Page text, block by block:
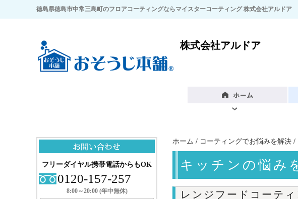
徳島県徳島市中常三島町のフロアコーティングならマイスターコーティング 株式会社アルドア
株式会社アルドア
ホーム / コーティングでお悩みを解決 /
キッチンの悩み
レンジフードコーテ
フリーダイヤル携帯電話からもOK
0120-157-257
8:00～20:00 (年中無休)